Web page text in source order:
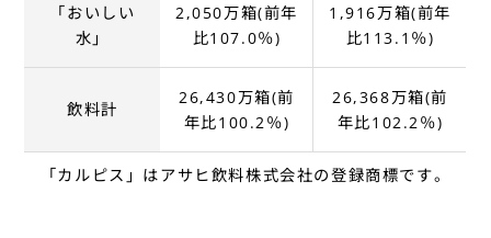
「おいしい
水」
2,050万箱(前年
比107.0％)
1,916万箱(前年
比113.1％)
飲料計
26,430万箱(前
年比100.2％)
26,368万箱(前
年比102.2％)
「カルピス」はアサヒ飲料株式会社の登録商標です。